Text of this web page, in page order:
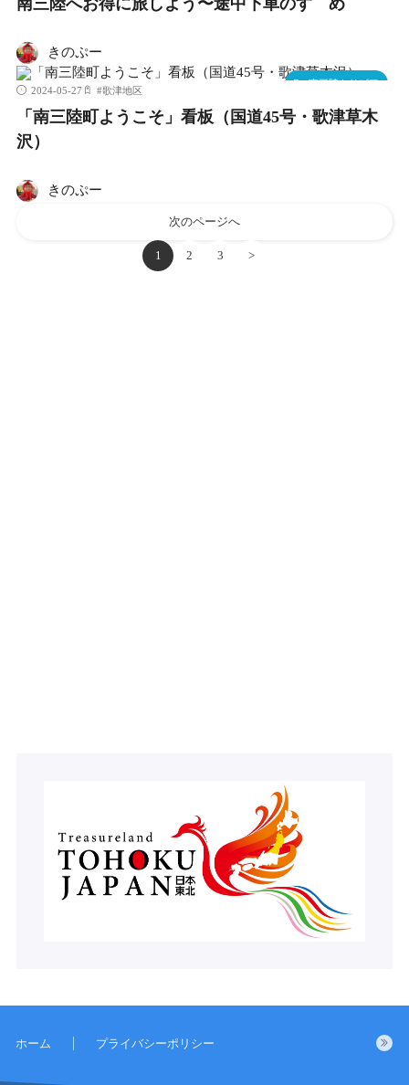
南三陸へお得に旅しよう〜途中下車のすゝめ
きのぷー
南三陸トリビア
2024-05-27 #歌津地区
「南三陸町ようこそ」看板（国道45号・歌津草木
沢）
きのぷー
次のページへ
1 2 3 >
ホーム プライバシーポリシー